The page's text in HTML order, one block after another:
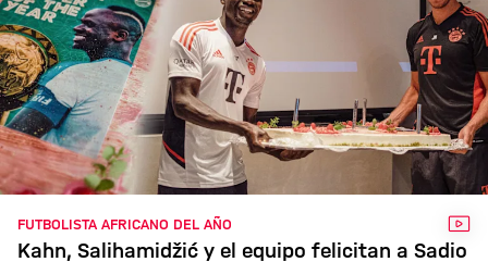
FUTBOLISTA AFRICANO DEL AÑO
Kahn, Salihamidžić y el equipo felicitan a Sadio